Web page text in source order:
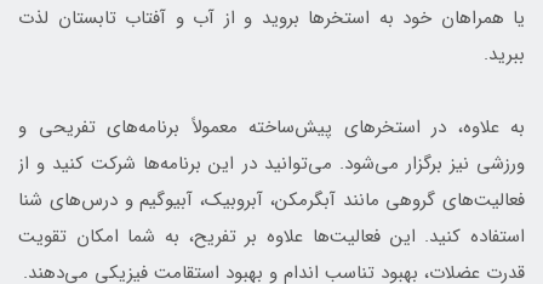
یا همراهان خود به استخرها بروید و از آب و آفتاب تابستان لذت
ببرید.
به علاوه، در استخرهای پیش‌ساخته معمولاً برنامه‌های تفریحی و
ورزشی نیز برگزار می‌شود. می‌توانید در این برنامه‌ها شرکت کنید و از
فعالیت‌های گروهی مانند آبگرمکن، آبروبیک، آبیوگیم و درس‌های شنا
استفاده کنید. این فعالیت‌ها علاوه بر تفریح، به شما امکان تقویت
قدرت عضلات، بهبود تناسب اندام و بهبود استقامت فیزیکی می‌دهند.